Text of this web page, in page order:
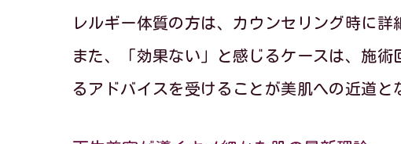
再
敏
再生
レルギー体質の方は、カウンセリング時に詳
また、「効果ない」と感じるケースは、施
るアドバイスを受けることが美肌への近道と